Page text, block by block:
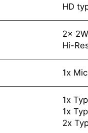
HD
2x
Hi-
1x
1x
1x
2x